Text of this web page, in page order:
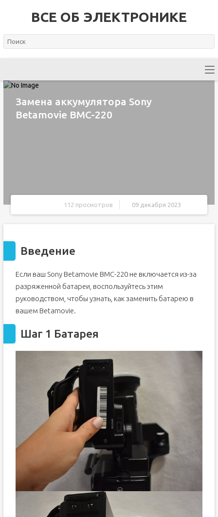
ВСЕ ОБ ЭЛЕКТРОНИКЕ
Замена аккумулятора Sony
Betamovie BMC-220
112 просмотров 09 декабря 2023
Введение
Если ваш Sony Betamovie BMC-220 не включается из-за
разряженной батареи, воспользуйтесь этим
руководством, чтобы узнать, как заменить батарею в
вашем Betamovie.
Шаг 1 Батарея